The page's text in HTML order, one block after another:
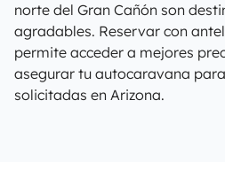
norte del Gran Cañón son
agradables. Reservar con
permite acceder a mejores
asegurar tu autocaravana
solicitadas en Arizona.